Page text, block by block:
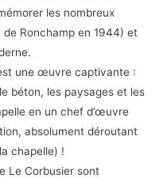
les nombreux
Ronchamp en 1944) et
une œuvre captivante :
béton, les paysages et les
en un chef d’œuvre
absolument déroutant
chapelle) !
Le Corbusier sont